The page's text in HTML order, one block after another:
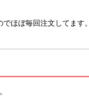
ほぼ毎回注文してます